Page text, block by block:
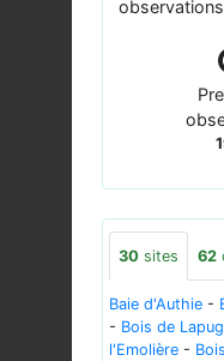
observations
30 sites 62
Baie d'Authie -
- Bois de
l'Emolière -